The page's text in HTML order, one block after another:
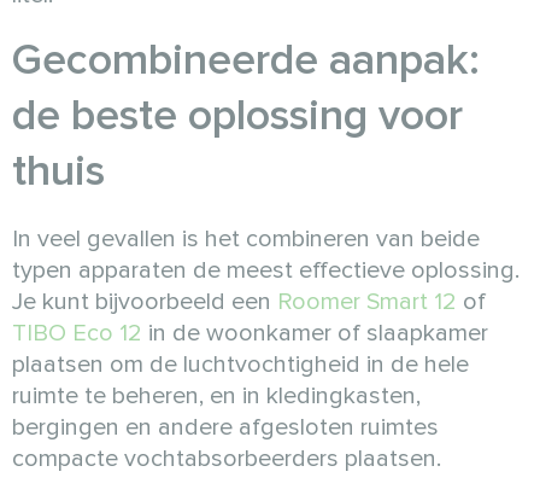
Gecombineerde aanpak:
de beste oplossing voor
thuis
In veel gevallen is het combineren van beide
typen apparaten de meest effectieve oplossing.
Je kunt bijvoorbeeld een Roomer Smart 12 of
TIBO Eco 12 in de woonkamer of slaapkamer
plaatsen om de luchtvochtigheid in de hele
ruimte te beheren, en in kledingkasten,
bergingen en andere afgesloten ruimtes
compacte vochtabsorbeerders plaatsen.